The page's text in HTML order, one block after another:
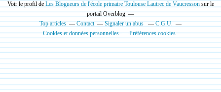
Voir le profil de Les Blogueurs de l'école primaire Toulouse Lautrec de Vaucressonsur le
portail Overblog
Top articles
Contact Signaler un abus
C.G.U.
Cookies et données personnelles
Préférences cookies